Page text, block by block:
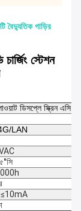
বৈদ্যুতিক গাড়ির
স্টেশন
ডিসপ্লে স্ক্রিন এসি
LAN